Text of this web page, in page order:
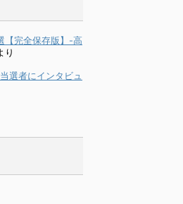
【完全保存版】-高
り
選者にインタビュ